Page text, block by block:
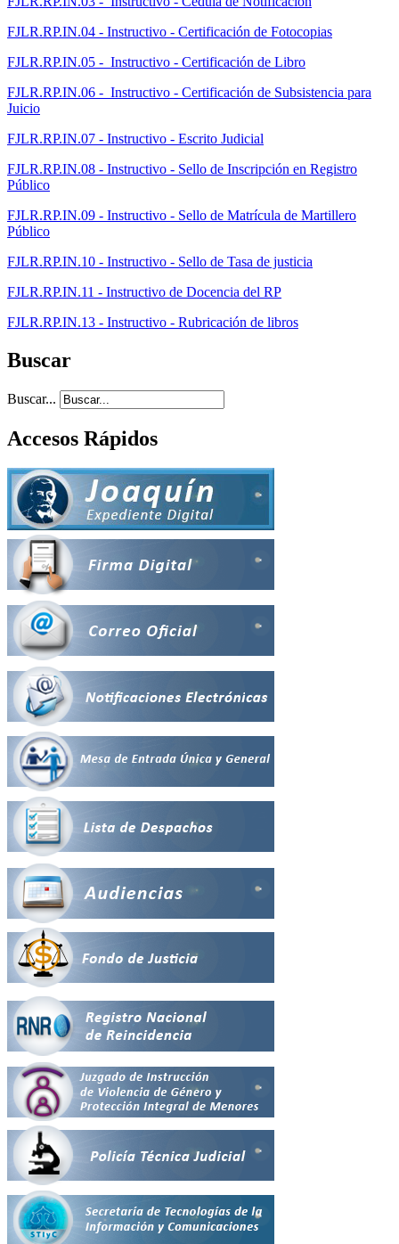
FJLR.RP.IN.04 - Instructivo - Certificación de Fotocopias
FJLR.RP.IN.05 - Instructivo - Certificación de Libro
FJLR.RP.IN.06 - Instructivo - Certificación de Subsistencia para
Juicio
FJLR.RP.IN.07 - Instructivo - Escrito Judicial
FJLR.RP.IN.08 - Instructivo - Sello de Inscripción en Registro
Público
FJLR.RP.IN.09 - Instructivo - Sello de Matrícula de Martillero
Público
FJLR.RP.IN.10 - Instructivo - Sello de Tasa de justicia
FJLR.RP.IN.11 - Instructivo de Docencia del RP
FJLR.RP.IN.13 - Instructivo - Rubricación de libros
Buscar
Buscar...
Accesos Rápidos